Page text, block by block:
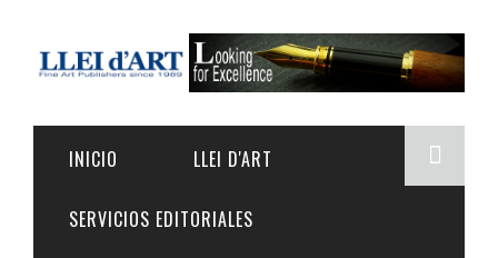
INICIO LLEI D'ART
SERVICIOS EDITORIALES